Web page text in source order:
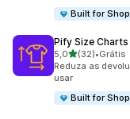
Built for
Pify Size Charts
5,0de 5 estrelas
(32)
32 avaliações ao
•Grátis
Reduza as
usar
Built for